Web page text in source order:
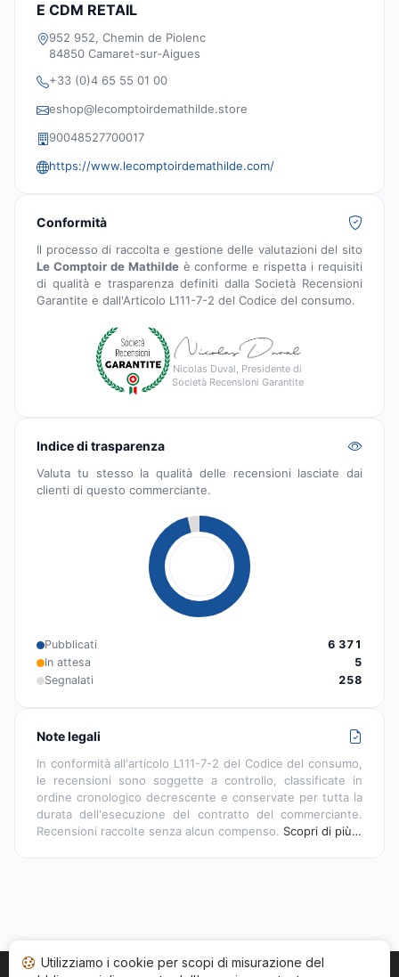
E CDM RETAIL
952 952, Chemin de Piolenc
84850 Camaret-sur-Aigues
+33 (0)4 65 55 01 00
eshop@lecomptoirdemathilde.store
90048527700017
https://www.lecomptoirdemathilde.com/
Conformità
Il processo di raccolta e gestione delle valutazioni del sito
Le Comptoir de Mathildeè conforme e rispetta i requisiti
di qualità e trasparenza definiti dalla Società Recensioni
Garantite e dall'Articolo L111-7-2 del Codice del consumo.
Nicolas Duval, Presidente di
Società Recensioni Garantite
Indice di trasparenza
Valuta tu stesso la qualità delle recensioni lasciate dai
clienti di questo commerciante.
Pubblicati
6 371
In attesa
5
Segnalati
258
Note legali
In conformità all'articolo L111-7-2 del Codice del consumo,
le recensioni sono soggette a controllo, classificate in
ordine cronologico decrescente e conservate per tutta la
durata dell'esecuzione del contratto del commerciante.
Recensioni raccolte senza alcun compenso. Scopri di più…
Utilizziamo i cookie per scopi di misurazione del